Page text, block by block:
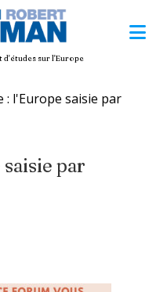
d'études sur l'Europe
: l'Europe saisie par
par